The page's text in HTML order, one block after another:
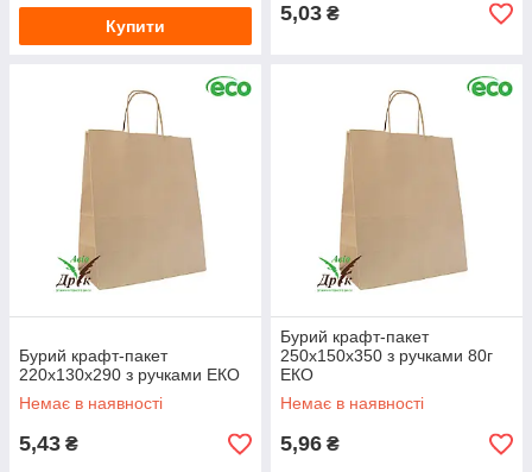
Купити
5,03 ₴
Бурий крафт-пакет
220х130х290 з ручками ЕКО
Немає в наявності
5,43 ₴
Бурий крафт-пакет
250х150х350 з ручками 80г
ЕКО
Немає в наявності
5,96 ₴